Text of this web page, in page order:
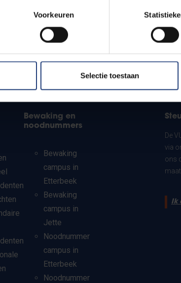
Voorkeuren
Selectie toestaan
Bewaking en
noodnummers
Bewaking
campus in
Etterbeek
Bewaking
campus in
Jette
Noodnummer
campus in
Etterbeek
Noodnummer
De
via
ons
Ik